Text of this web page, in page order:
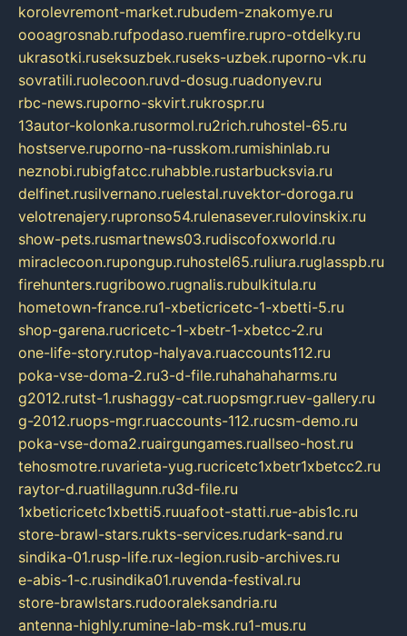
korolevremont-market.rubudem-znakomye.ru
oooagrosnab.rufpodaso.ruemfire.rupro-otdelky.ru
ukrasotki.ruseksuzbek.ruseks-uzbek.ruporno-vk.ru
sovratili.ruolecoon.ruvd-dosug.ruadonyev.ru
rbc-news.ruporno-skvirt.rukrospr.ru
13autor-kolonka.rusormol.ru2rich.ruhostel-65.ru
hostserve.ruporno-na-russkom.rumishinlab.ru
neznobi.rubigfatcc.ruhabble.rustarbucksvia.ru
delfinet.rusilvernano.ruelestal.ruvektor-doroga.ru
velotrenajery.rupronso54.rulenasever.rulovinskix.ru
show-pets.rusmartnews03.rudiscofoxworld.ru
miraclecoon.rupongup.ruhostel65.ruliura.ruglasspb.ru
firehunters.rugribowo.rugnalis.rubulkitula.ru
hometown-france.ru1-xbeticricetc-1-xbetti-5.ru
shop-garena.rucricetc-1-xbetr-1-xbetcc-2.ru
one-life-story.rutop-halyava.ruaccounts112.ru
poka-vse-doma-2.ru3-d-file.ruhahahaharms.ru
g2012.rutst-1.rushaggy-cat.ruopsmgr.ruev-gallery.ru
g-2012.ruops-mgr.ruaccounts-112.rucsm-demo.ru
poka-vse-doma2.ruairgungames.ruallseo-host.ru
tehosmotre.ruvarieta-yug.rucricetc1xbetr1xbetcc2.ru
raytor-d.ruatillagunn.ru3d-file.ru
1xbeticricetc1xbetti5.ruuafoot-statti.rue-abis1c.ru
store-brawl-stars.rukts-services.rudark-sand.ru
sindika-01.rusp-life.rux-legion.rusib-archives.ru
e-abis-1-c.rusindika01.ruvenda-festival.ru
store-brawlstars.rudooraleksandria.ru
antenna-highly.rumine-lab-msk.ru1-mus.ru